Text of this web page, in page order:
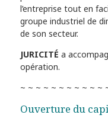
l’entreprise tout en
groupe industriel de
de son secteur.
JURICITÉ a
opération.
~ ~ ~ ~ ~ ~ ~ ~ ~ ~ ~
Ouverture du